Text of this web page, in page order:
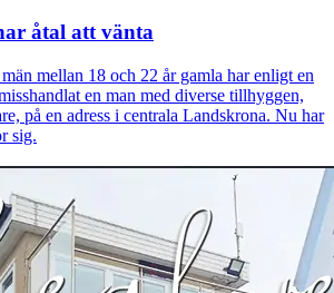
åtal att vänta
mellan 18 och 22 år gamla har enligt en
en man med diverse tillhyggen,
på en adress i centrala Landskrona. Nu har
sig.